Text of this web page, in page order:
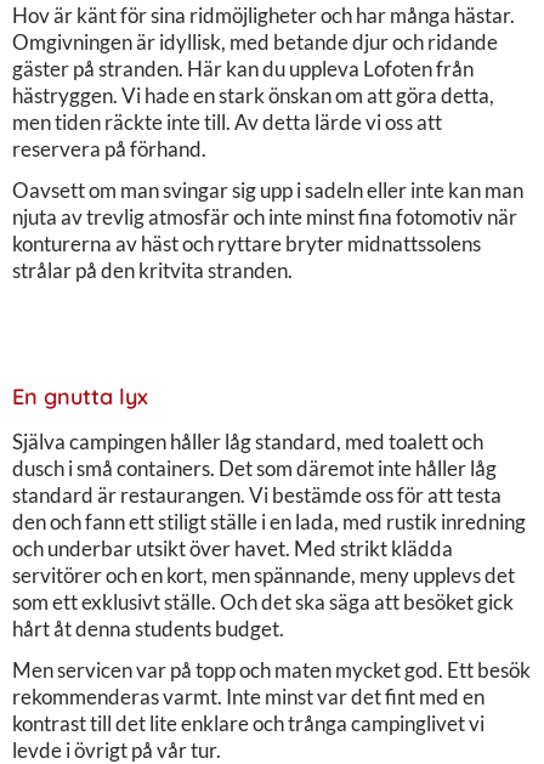
Hov är känt för sina ridmöjligheter och har många hästar.
Omgivningen är idyllisk, med betande djur och ridande
gäster på stranden. Här kan du uppleva Lofoten från
hästryggen. Vi hade en stark önskan om att göra detta,
men tiden räckte inte till. Av detta lärde vi oss att
reservera på förhand.
Oavsett om man svingar sig upp i sadeln eller inte kan man
njuta av trevlig atmosfär och inte minst fina fotomotiv när
konturerna av häst och ryttare bryter midnattssolens
strålar på den kritvita stranden.
En gnutta lyx
Själva campingen håller låg standard, med toalett och
dusch i små containers. Det som däremot inte håller låg
standard är restaurangen. Vi bestämde oss för att testa
den och fann ett stiligt ställe i en lada, med rustik inredning
och underbar utsikt över havet. Med strikt klädda
servitörer och en kort, men spännande, meny upplevs det
som ett exklusivt ställe. Och det ska säga att besöket gick
hårt åt denna students budget.
Men servicen var på topp och maten mycket god. Ett besök
rekommenderas varmt. Inte minst var det fint med en
kontrast till det lite enklare och trånga campinglivet vi
levde i övrigt på vår tur.